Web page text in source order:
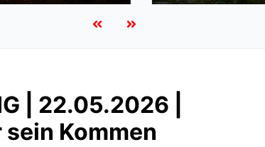
| 22.05.2026 |
Kommen